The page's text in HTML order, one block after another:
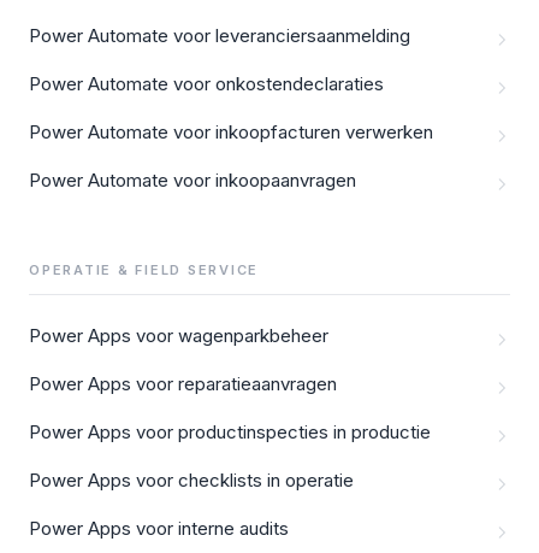
Power Automate voor leveranciersaanmelding
Power Automate voor onkostendeclaraties
Power Automate voor inkoopfacturen verwerken
Power Automate voor inkoopaanvragen
OPERATIE & FIELD SERVICE
Power Apps voor wagenparkbeheer
Power Apps voor reparatieaanvragen
Power Apps voor productinspecties in productie
Power Apps voor checklists in operatie
Power Apps voor interne audits